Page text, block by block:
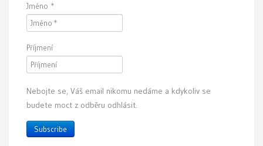
Jméno *
Příjmení
Nebojte se, Váš email nikomu nedáme a kdykoliv se
budete moct z odběru odhlásit.
Subscribe